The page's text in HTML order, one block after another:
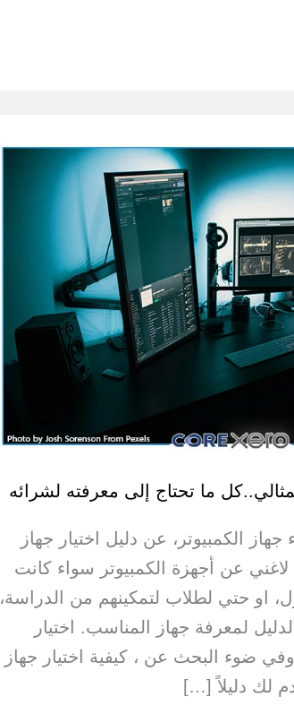
ما تحتاج إلى معرفته لشرائه
الكمبيوتر، عن دليل اختيار جهاز
لاغني عن أجهزة الكمبيوتر سواء كانت
او حتي لطلاب لتمكينهم من الدراسة،
لمعرفة جهاز المناسب. اختيار
وفي ضوء البحث عن ، كيفية اختيار جهاز
لك دليلاً […]